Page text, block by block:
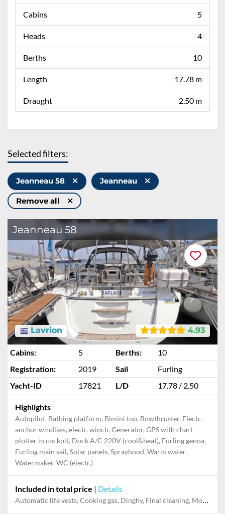
Cabins 5
Heads 4
Berths 10
Length 17.78 m
Draught 2.50 m
Selected filters:
Jeanneau 58 Jeanneau
Remove all
Jeanneau 58
4.93
Lavrion
Cabins: 5 Berths:
10
Registration:
2019 Sail
Furling
Yacht-ID
17821 L/D 17.78 / 2.50
Highlights
Autopilot, Bathing platform, Bimini top, Bowthruster, Electr.
anchor windlass, electr. winch, Generator, GPS with chart
plotter in cockpit, Dock A/C 220V (cool&heat), Furling genoa,
Furling main sail, Solar panels, Sprayhood, Warm water,
Watermaker, WC (electr.)
Included in total price | Details
Automatic life vests, Cooking gas, Dinghy, Final cleaning, Mooring in home marina during the whole charter, Pillow, blanket, sheets, duvet cover, Towels, Welcome package